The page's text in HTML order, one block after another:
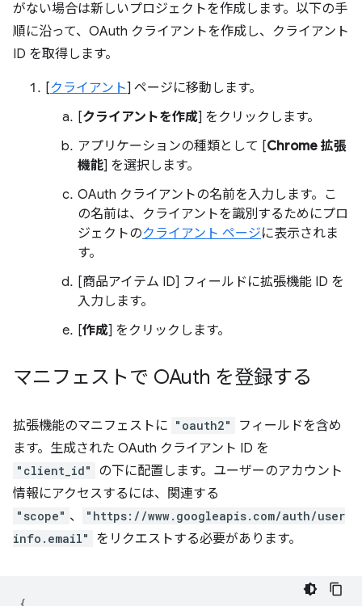
がない場合は新しいプロジェクトを作成します。以下の手
順に沿って、OAuth クライアントを作成し、クライアント
ID を取得します。
[クライアント] ページに移動します。
[クライアントを作成] をクリックします。
アプリケーションの種類として [Chrome 拡張
機能] を選択します。
OAuth クライアントの名前を入力します。こ
の名前は、クライアントを識別するためにプロ
ジェクトのクライアント ページに表示されま
す。
[商品アイテム ID] フィールドに拡張機能 ID を
入力します。
[作成] をクリックします。
マニフェストで OAuth を登録する
拡張機能のマニフェストに "oauth2"
フィールドを含め
ます。生成された OAuth クライアント ID を
"client_id"
の下に配置します。ユーザーのアカウント
情報にアクセスするには、関連する
"scope" 、
"https://www.googleapis.com/auth/user
info.email"
をリクエストする必要があります。